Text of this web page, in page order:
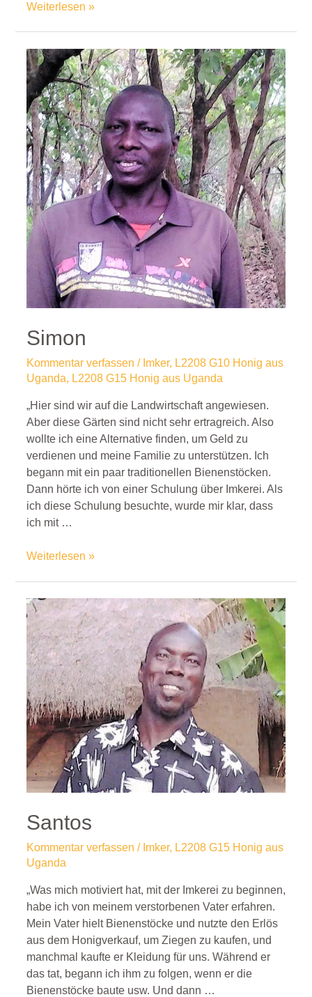
Weiterlesen »
Simon
Kommentar verfassen / Imker, L2208 G10 Honig aus
Uganda, L2208 G15 Honig aus Uganda
„Hier sind wir auf die Landwirtschaft angewiesen.
Aber diese Gärten sind nicht sehr ertragreich. Also
wollte ich eine Alternative finden, um Geld zu
verdienen und meine Familie zu unterstützen. Ich
begann mit ein paar traditionellen Bienenstöcken.
Dann hörte ich von einer Schulung über Imkerei. Als
ich diese Schulung besuchte, wurde mir klar, dass
ich mit …
Weiterlesen »
Santos
Kommentar verfassen / Imker, L2208 G15 Honig aus
Uganda
„Was mich motiviert hat, mit der Imkerei zu beginnen,
habe ich von meinem verstorbenen Vater erfahren.
Mein Vater hielt Bienenstöcke und nutzte den Erlös
aus dem Honigverkauf, um Ziegen zu kaufen, und
manchmal kaufte er Kleidung für uns. Während er
das tat, begann ich ihm zu folgen, wenn er die
Bienenstöcke baute usw. Und dann …